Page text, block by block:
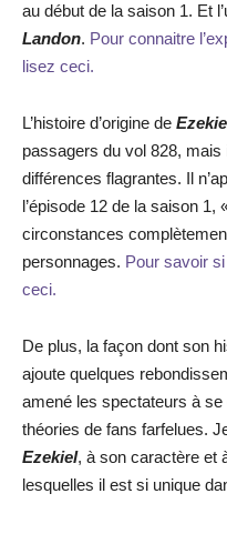
au début de la saison 1. Et
Landon. Pour connaitre
lisez ceci.
L’histoire d’origine de
passagers du vol 828,
différences flagrantes. Il
l’épisode 12 de la saison 1,
circonstances
personnages. Pour savoir
ceci.
De plus, la façon dont son
ajoute quelques
amené les spectateurs à
théories de fans farfelues.
Ezekiel, à son caractère et
lesquelles il est si unique